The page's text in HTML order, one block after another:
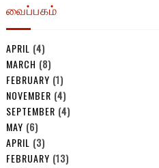
வைப்பகம்
APRIL (4)
MARCH (8)
FEBRUARY (1)
NOVEMBER (4)
SEPTEMBER (4)
MAY (6)
APRIL (3)
FEBRUARY (13)